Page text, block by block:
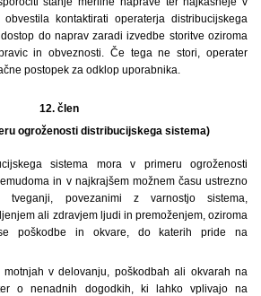
kontaktirati operaterja distribucijskega
do naprav zaradi izvedbe storitve oziroma
in obveznosti. Če tega ne stori, operater
postopek za odklop uporabnika.
12. člen
ogroženosti distribucijskega sistema)
sistema mora v primeru ogroženosti
in v najkrajšem možnem času ustrezno
tveganji, povezanimi z varnostjo sistema,
ali zdravjem ljudi in premoženjem, oziroma
poškodbe in okvare, do katerih pride na
v delovanju, poškodbah ali okvarah na
o nenadnih dogodkih, ki lahko vplivajo na